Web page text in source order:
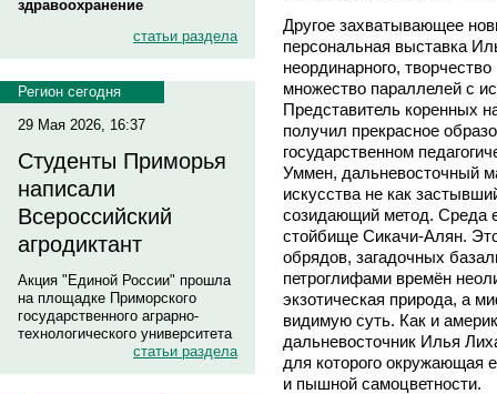
здравоохранение
статьи раздела
Регион сегодня
29 Мая 2026, 16:37
Студенты Приморья
написали
Всероссийский
агродиктант
Акция "Единой России" прошла
на площадке Приморского
государственного аграрно-
технологического университета
статьи раздела
Другое захватывающее
персональная выставка
неординарного,
множество параллелей с
Представитель коренных
получил прекрасное
государственном
Уммен, дальневосточный
искусства не как
созидающий метод. Среда
стойбище Сикачи-Алян.
обрядов, загадочных
петроглифами времён
экзотическая природа, а
видимую суть. Как и
дальневосточник Илья
для которого окружающая
и пышной самоцветности.